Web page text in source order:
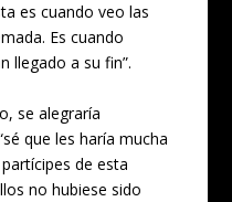
es cuando veo las
Es cuando
llegado a su fin”.
se alegraría
que les haría mucha
de esta
no hubiese sido